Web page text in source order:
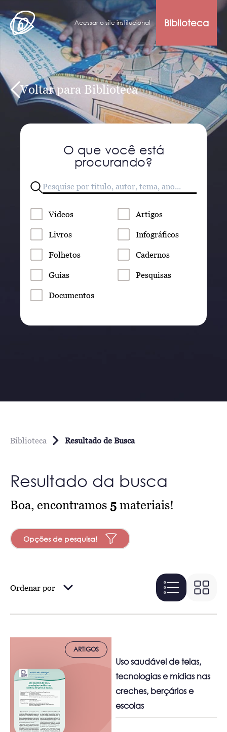
Acessar o site institucional Biblioteca
Voltar para Biblioteca
O que você está
procurando?
Vídeos Artigos
Livros Infográficos
Folhetos Cadernos
Guias Pesquisas
Documentos
Biblioteca Resultado de Busca
Resultado da busca
Boa, encontramos 5 materiais!
Opções de pesquisa!
Ordenar por
ARTIGOS
Uso saudável de telas,
tecnologias e mídias nas
creches, berçários e
escolas